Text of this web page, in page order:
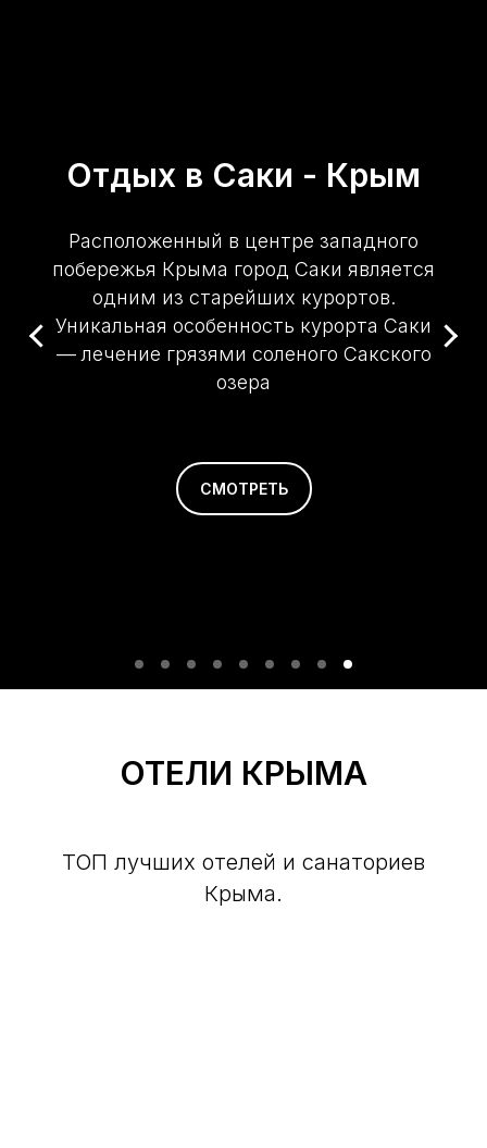
Отдых в Саки - Крым
Расположенный в центре западного
побережья Крыма город Саки является
одним из старейших курортов.
Уникальная особенность курорта Саки
— лечение грязями соленого Сакского
озера
СМОТРЕТЬ
ОТЕЛИ КРЫМА
ТОП лучших отелей и санаториев
Крыма.